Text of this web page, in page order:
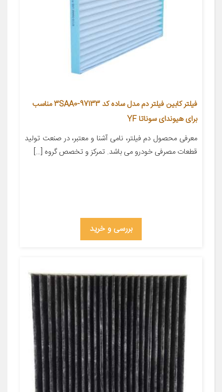
فیلتر کابین فیلتر دم مدل ساده کد 97133-3SAA0 مناسب
برای هیوندای سوناتا YF
معرفی محصول دم فیلتر، نامی آشنا و معتبر، در صنعت تولید
قطعات مصرفی خودرو می باشد. تمرکز و تخصص گروه […]
بررسی و خرید